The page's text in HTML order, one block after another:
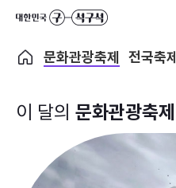
문화관광축제 전국축제
이 달의 문화관광축제